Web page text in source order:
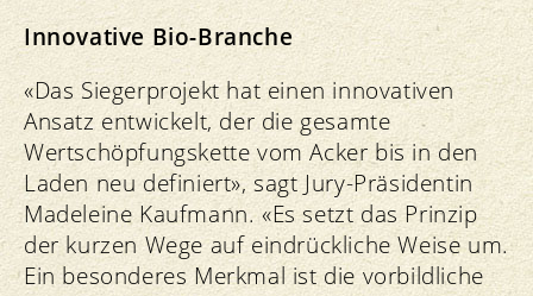
Innovative Bio-Branche
«Das Siegerprojekt hat einen innovativen
Ansatz entwickelt, der die gesamte
Wertschöpfungskette vom Acker bis in den
Laden neu definiert», sagt Jury-Präsidentin
Madeleine Kaufmann. «Es setzt das Prinzip
der kurzen Wege auf eindrückliche Weise um.
Ein besonderes Merkmal ist die vorbildliche